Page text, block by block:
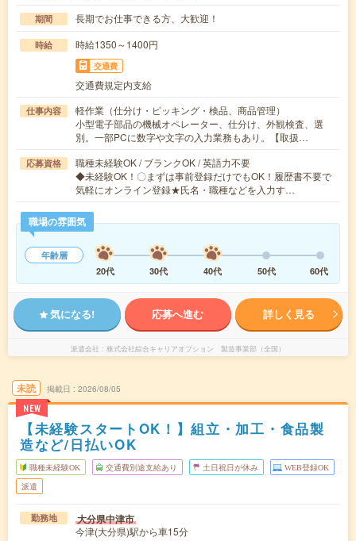
期間 長期でお仕事できる方、大歓迎！
時給 時給1350～1400円
交通費
交通費規定内支給
仕事内容
軽作業（仕分け・ピッキング・検品、商品管理）
小型電子部品の機械オペレーター、仕分け、外観検査、選
別。一部PCに数字や文字の入力業務もあり。【取扱…
応募資格
職種未経験OK / ブランクOK / 英語力不要
◆未経験OK！〇まずは事前登録だけでもOK！履歴書不要で
気軽にオンライン登録★氏名・職種などを入力す…
職場の雰囲気
年齢層
20代
30代 40代 50代 60代
気になる! 応募へ進む 詳しく見る
派遣会社 株式会社綜合キャリアオプション 製造事業部（全国）
未読
NEW
掲載日 2026/08/05
【未経験スタートOK！】組立・加工・食品製
造など/日払いOK
職種未経験OK 交通費別途支給あり 土日祝日が休み WEB登録OK
派遣
勤務地 大分県中津市
今津(大分県)駅から車15分